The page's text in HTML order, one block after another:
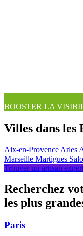
BOOSTER LA
Villes dans les
Aix-en-Provence Arles
Marseille Martigues
Trouver un artisan
Recherchez
les plus
Paris